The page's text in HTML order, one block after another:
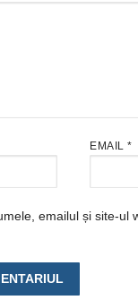
EMAIL *
emailul și site-ul